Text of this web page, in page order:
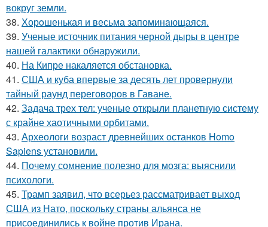
вокруг земли.
38. Хорoшенькая и весьма запоминaющаяся.
39. Ученые источник питания черной дыры в центре
нашей галактики обнаружили.
40. На Кипре накаляется обстановка.
41. США и куба впервые за десять лет провернули
тайный раунд переговоров в Гаване.
42. Задача трех тел: ученые открыли планетную систему
с крайне хаотичными орбитами.
43. Археологи возраст древнейших останков Homo
Sapiens установили.
44. Почему сомнение полезно для мозга: выяснили
психологи.
45. Трамп заявил, что всерьез рассматривает выход
США из Нато, поскольку страны альянса не
присоединились к войне против Ирана.